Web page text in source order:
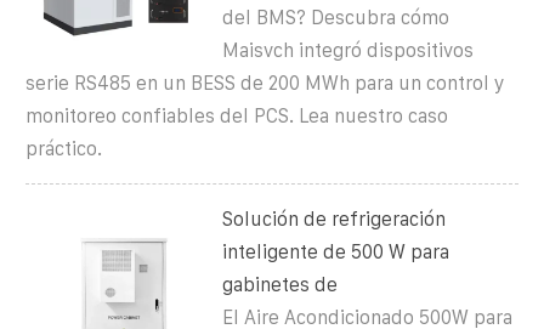
del BMS? Descubra cómo
Maisvch integró dispositivos
serie RS485 en un BESS de 200 MWh para un control y
monitoreo confiables del PCS. Lea nuestro caso
práctico.
Solución de refrigeración
inteligente de 500 W para
gabinetes de
El Aire Acondicionado 500W para